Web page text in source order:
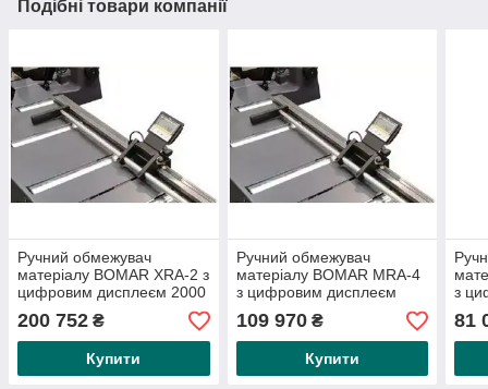
Подібні товари компанії
Ручний обмежувач
матеріалу BOMAR XRA-2 з
цифровим дисплеєм 2000
мм
200 752 ₴
Купити
Ручний обмежувач
матеріалу BOMAR MRA-4
з цифровим дисплеєм
4000 мм
109 970₴
Купити
з
81